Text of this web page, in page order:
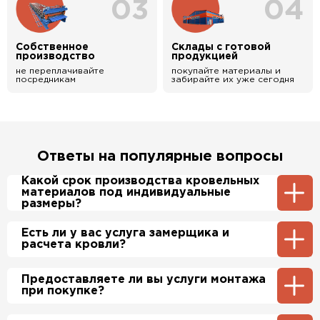
03
Собственное
производство
не переплачивайте
посредникам
04
Склады с готовой
продукцией
покупайте материалы и
забирайте их уже сегодня
Ответы на популярные вопросы
Какой срок производства кровельных
материалов под индивидуальные
размеры?
Примерный срок производства
металлочерепицы и профнастила 1-2 дня.
Производственные мощности позволяют нам
Есть ли у вас услуга замерщика и
расчета кровли?
Да, у нас в штате есть инженер-замерщик,
который по Вашей просьбе приедет на
этом стоимость расчета нашим специалистом
Предоставляете ли вы услуги монтажа
при покупке?